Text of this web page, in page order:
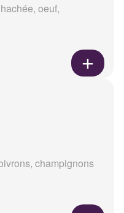
oeuf,
champignons